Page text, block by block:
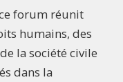
forum réunit
humains, des
la société civile
dans la